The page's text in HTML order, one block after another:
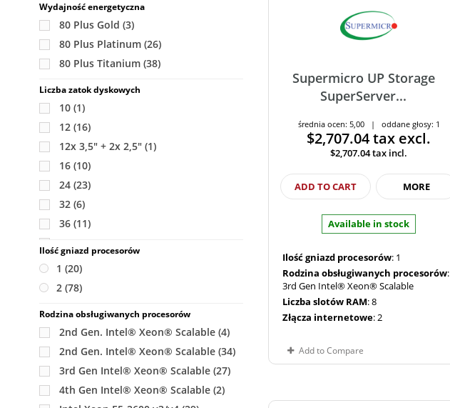
1600W
(28)
2000W
(8)
2600W
(7)
Wydajność energetyczna
80 Plus Gold (3)
80 Plus Platinum (26)
80 Plus Titanium (38)
Liczba zatok dyskowych
10 (1)
12 (16)
12x 3,5" + 2x 2,5" (1)
16 (10)
24 (23)
32 (6)
36 (11)
48(4)
60(9)
Ilość gniazd procesorów
1 (20)
2 (78)
Rodzina obsługiwanych procesorów
2nd Gen. Intel® Xeon® Scalable (4)
2nd Gen. Intel® Xeon® Scalable (34)
3rd Gen Intel® Xeon® Scalable (27)
4th Gen Intel® Xeon® Scalable (2)
Supermicro UP Storage
SuperServer...
średnia ocen: 5,00 | oddane głosy: 1
$2,707.04tax excl.
$2,707.04tax incl.
ADD TO CART MORE
Available in stock
Ilość gniazd procesorów: 1
Rodzina obsługiwanych procesorów:
3rd Gen Intel® Xeon® Scalable
Liczba slotów RAM: 8
Złącza internetowe: 2
Add to Compare